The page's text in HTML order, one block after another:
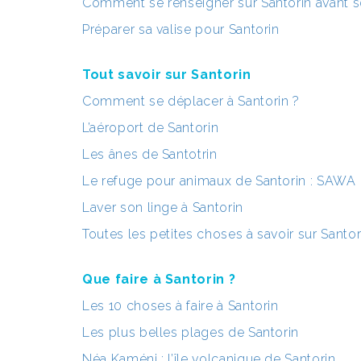
Préparer sa valise pour Santorin
Tout savoir sur Santorin
Comment se déplacer à Santorin ?
L’aéroport de Santorin
Les ânes de Santotrin
Le refuge pour animaux de Santorin : SAWA
Laver son linge à Santorin
Toutes les petites choses à savoir sur
Que faire à Santorin ?
Les 10 choses à faire à Santorin
Les plus belles plages de Santorin